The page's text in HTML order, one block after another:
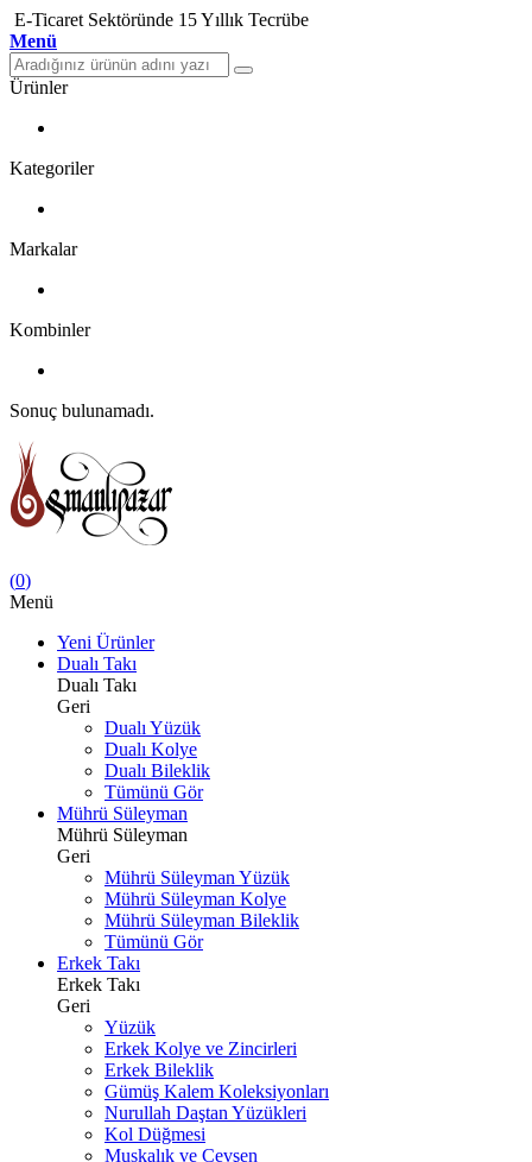
E-Ticaret Sektöründe 15 Yıllık Tecrübe
Menü
Ürünler
Kategoriler
Markalar
Kombinler
Sonuç bulunamadı.
(0)
Menü
Yeni Ürünler
Dualı Takı
Dualı Takı
Geri
Dualı Yüzük
Dualı Kolye
Dualı Bileklik
Tümünü Gör
Mührü Süleyman
Mührü Süleyman
Geri
Mührü Süleyman Yüzük
Mührü Süleyman Kolye
Mührü Süleyman Bileklik
Tümünü Gör
Erkek Takı
Erkek Takı
Geri
Yüzük
Erkek Kolye ve Zincirleri
Erkek Bileklik
Gümüş Kalem Koleksiyonları
Nurullah Daştan Yüzükleri
Kol Düğmesi
Muskalık ve Cevşen